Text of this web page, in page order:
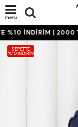
menü
İNDİRİM | 2000
SEPETTE
%10 İNDIRIM